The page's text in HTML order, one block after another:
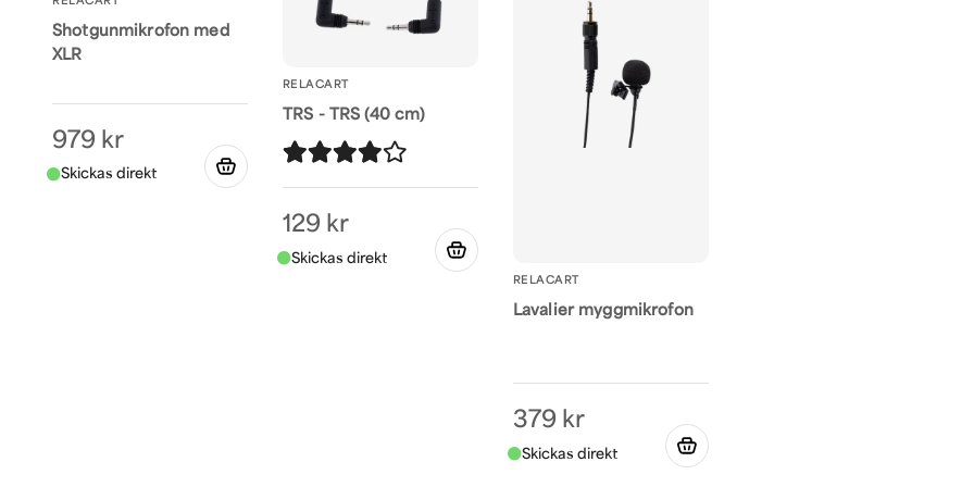
Shotgunmikrofon med
XLR
979 kr
RELACART
TRS - TRS (40 cm)
129 kr
RELACART
Lavalier myggmikrofon
379 kr